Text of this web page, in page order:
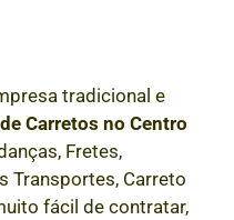
tradicional e
Carretos no Centro
Fretes,
Transportes, Carreto
fácil de contratar,